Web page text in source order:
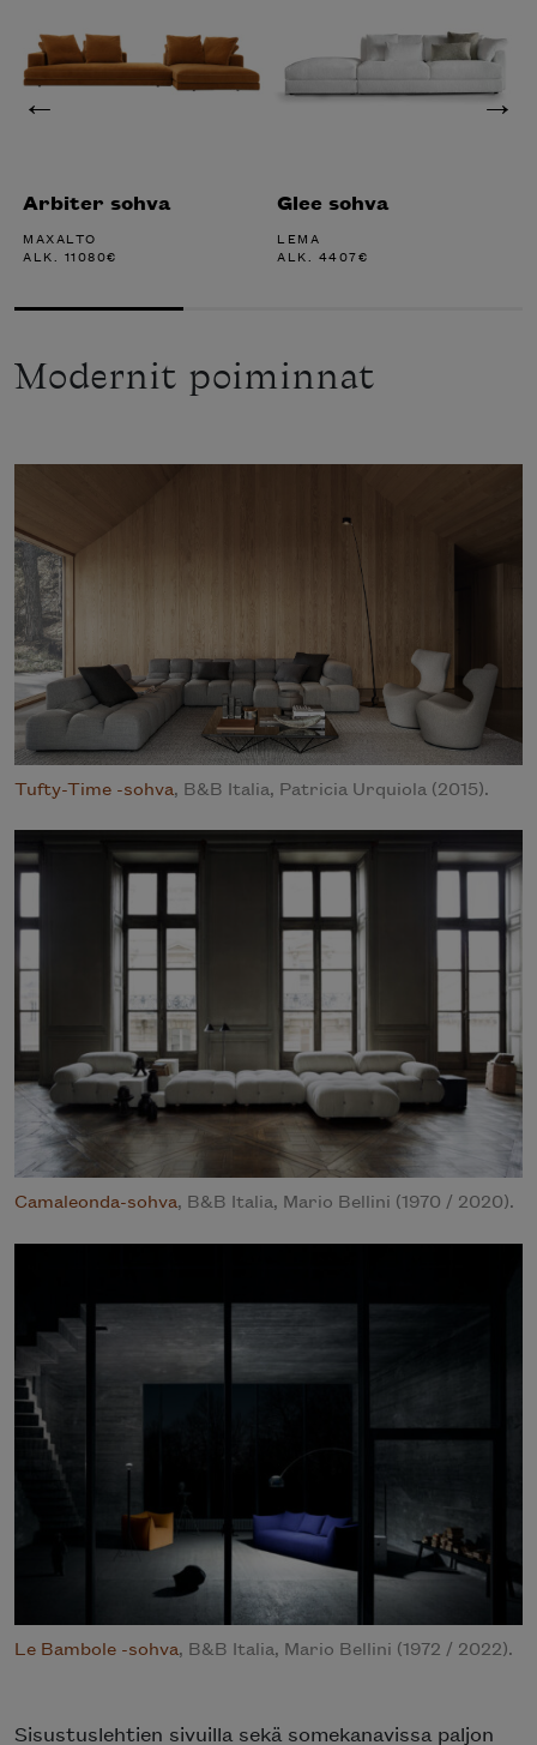
Arbiter sohva
MAXALTO
ALK. 11080€
Glee sohva
LEMA
ALK. 4407€
Modernit poiminnat
Tufty-Time -sohva, B&B Italia, Patricia Urquiola (2015).
Camaleonda-sohva, B&B Italia, Mario Bellini (1970 / 2020).
Le Bambole -sohva, B&B Italia, Mario Bellini (1972 / 2022).
Sisustuslehtien sivuilla sekä somekanavissa paljon